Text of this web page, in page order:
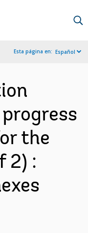
Esta página en: Español
the
2) :